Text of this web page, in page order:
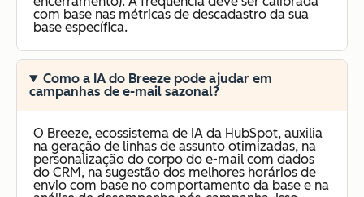
com base nas métricas de descadastro da sua
base específica.
Como a IA do Breeze pode ajudar em
campanhas de e-mail sazonal?
O Breeze, ecossistema de IA da HubSpot, auxilia
na geração de linhas de assunto otimizadas, na
personalização do corpo do e-mail com dados
do CRM, na sugestão dos melhores horários de
envio com base no comportamento da base e na